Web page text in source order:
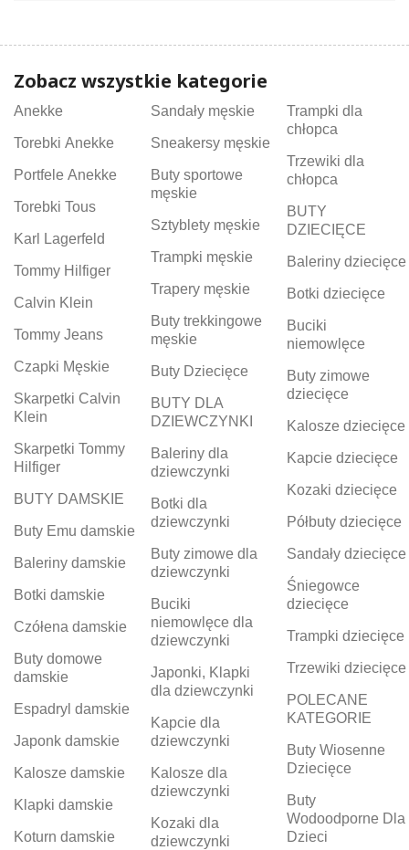
Zobacz wszystkie kategorie
Anekke
Torebki Anekke
Portfele Anekke
Torebki Tous
Karl Lagerfeld
Tommy Hilfiger
Calvin Klein
Tommy Jeans
Czapki Męskie
Skarpetki Calvin
Klein
Skarpetki Tommy
Hilfiger
BUTY DAMSKIE
Buty Emu damskie
Baleriny damskie
Botki damskie
Czółena damskie
Buty domowe
damskie
Espadryl damskie
Japonk damskie
Kalosze damskie
Klapki damskie
Koturn damskie
Sandały męskie
Sneakersy męskie
Buty sportowe
męskie
Sztyblety męskie
Trampki męskie
Trapery męskie
Buty trekkingowe
męskie
Buty Dziecięce
BUTY DLA
DZIEWCZYNKI
Baleriny dla
dziewczynki
Botki dla
dziewczynki
Buty zimowe dla
dziewczynki
Buciki
niemowlęce dla
dziewczynki
Japonki, Klapki
dla dziewczynki
Kapcie dla
dziewczynki
Kalosze dla
dziewczynki
Kozaki dla
dziewczynki
Trampki dla
chłopca
Trzewiki dla
chłopca
BUTY
DZIECIĘCE
Baleriny dziecięce
Botki dziecięce
Buciki
niemowlęce
Buty zimowe
dziecięce
Kalosze dziecięce
Kapcie dziecięce
Kozaki dziecięce
Półbuty dziecięce
Sandały dziecięce
Śniegowce
dziecięce
Trampki dziecięce
Trzewiki dziecięce
POLECANE
KATEGORIE
Buty Wiosenne
Dziecięce
Buty
Wodoodporne Dla
Dzieci